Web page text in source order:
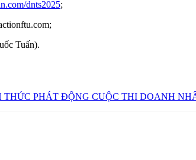
dnts2025;
Tuấn).
THỨC PHÁT ĐỘNG CUỘC THI DOANH